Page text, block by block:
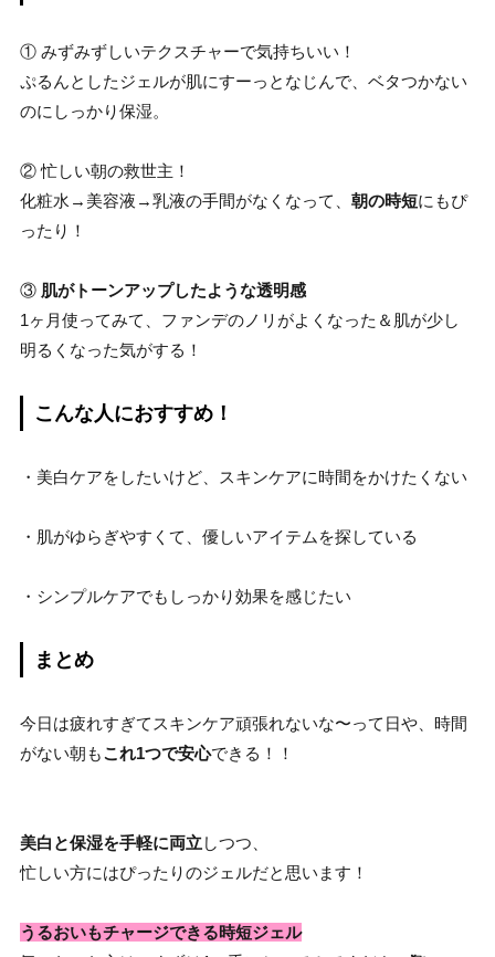
① みずみずしいテクスチャーで気持ちいい！
ぷるんとしたジェルが肌にすーっとなじんで、ベタつかない
のにしっかり保湿。
② 忙しい朝の救世主！
化粧水→美容液→乳液の手間がなくなって、 朝の時短にもぴ
ったり！
③ 肌がトーンアップしたような透明感
1ヶ月使ってみて、ファンデのノリがよくなった＆肌が少し
明るくなった気がする！
こんな人におすすめ！
・美白ケアをしたいけど、スキンケアに時間をかけたくない
・肌がゆらぎやすくて、優しいアイテムを探している
・シンプルケアでもしっかり効果を感じたい
まとめ
今日は疲れすぎてスキンケア頑張れないな〜って日や、時間
がない朝もこれ1つで安心できる！！
美白と保湿を手軽に両立しつつ、
忙しい方にはぴったりのジェルだと思います！
うるおいもチャージできる時短ジェル